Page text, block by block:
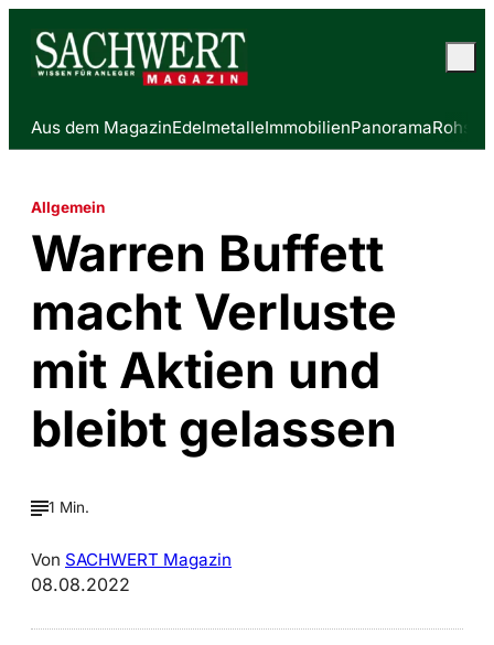
Aus dem MagazinEdelmetalleImmobilienPanorama
Allgemein
Warren Buffett
macht Verluste
mit Aktien und
bleibt gelassen
1 Min.
Von SACHWERT Magazin
08.08.2022